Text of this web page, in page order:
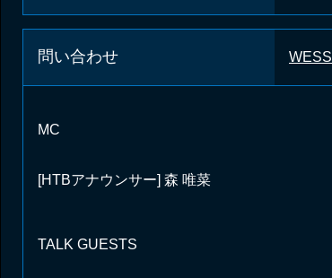
問い合わせ WESS
MC
[HTBアナウンサー] 森 唯菜
TALK GUESTS